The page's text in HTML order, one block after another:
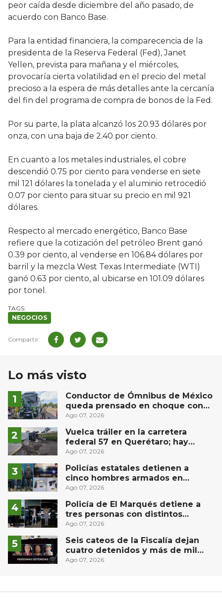
peor caída desde diciembre del año pasado, de
acuerdo con Banco Base.
Para la entidad financiera, la comparecencia de la
presidenta de la Reserva Federal (Fed), Janet
Yellen, prevista para mañana y el miércoles,
provocaría cierta volatilidad en el precio del metal
precioso a la espera de más detalles ante la cercanía
del fin del programa de compra de bonos de la Fed.
Por su parte, la plata alcanzó los 20.93 dólares por
onza, con una baja de 2.40 por ciento.
En cuanto a los metales industriales, el cobre
descendió 0.75 por ciento para venderse en siete
mil 121 dólares la tonelada y el aluminio retrocedió
0.07 por ciento para situar su precio en mil 921
dólares.
Respecto al mercado energético, Banco Base
refiere que la cotización del petróleo Brent ganó
0.39 por ciento, al venderse en 106.84 dólares por
barril y la mezcla West Texas Intermediate (WTI)
ganó 0.63 por ciento, al ubicarse en 101.09 dólares
por tonel.
NEGOCIOS
Lo más visto
Conductor de Ómnibus de México
queda prensado en choque con
materialista en San Juan del Río
Ago 07, 2026
Vuelca tráiler en la carretera
federal 57 en Querétaro; hay
derrame de combustible
Ago 07, 2026
Policías estatales detienen a
cinco hombres armados en
Puebla capital
Ago 07, 2026
Policía de El Marqués detiene a
tres personas con distintos
narcóticos
Ago 07, 2026
Seis cateos de la Fiscalía dejan
cuatro detenidos y más de mil
dosis aseguradas en Querétaro
Ago 07, 2026